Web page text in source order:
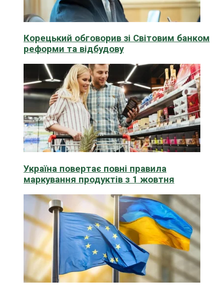
Корецький обговорив зі Світовим банком
реформи та відбудову
Україна повертає повні правила
маркування продуктів з 1 жовтня